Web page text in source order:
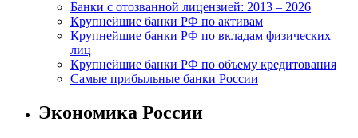
Банки с отозванной лицензией: 2013 – 2026
Крупнейшие банки РФ по активам
Крупнейшие банки РФ по вкладам физических
лиц
Крупнейшие банки РФ по объему кредитования
Самые прибыльные банки России
Экономика России